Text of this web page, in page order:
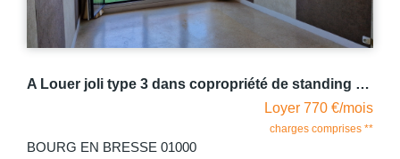
A Louer joli type 3 dans copropriété de standing à 5 mn du centre ville de BOURG EN BRESSE
Loyer 770 €/mois
charges comprises **
BOURG EN BRESSE 01000